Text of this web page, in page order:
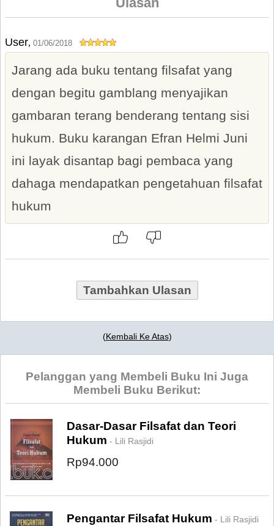
User, 01/06/2018
Jarang ada buku tentang filsafat yang
dengan begitu gamblang menyajikan
gambaran terang benderang tentang sisi
hukum. Buku karangan Efran Helmi Juni
ini layak disantap bagi pembaca yang
dahaga mendapatkan pengetahuan filsafat
hukum
Tambahkan Ulasan
(Kembali Ke Atas)
Pelanggan yang Membeli Buku Ini Juga
Membeli Buku Berikut:
Dasar-Dasar Filsafat dan Teori
Hukum - Lili Rasjidi
Rp94.000
Pengantar Filsafat Hukum - Lili Rasjidi